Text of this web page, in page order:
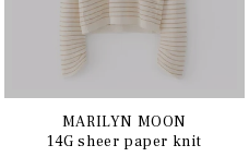
MARILYN MOON
14G sheer paper knit